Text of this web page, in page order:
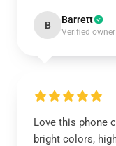
B Barrett
Verified owner
Love this phone
bright colors,